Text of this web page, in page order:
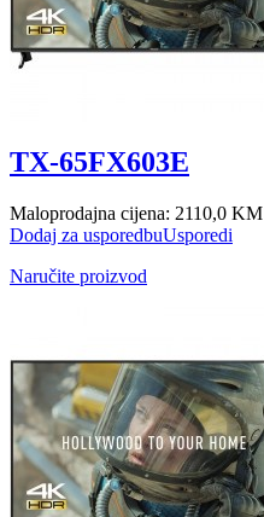
TX-65FX603E
Maloprodajna cijena: 2110,0 KM
Dodaj za usporedbuUsporedi
Naručite proizvod